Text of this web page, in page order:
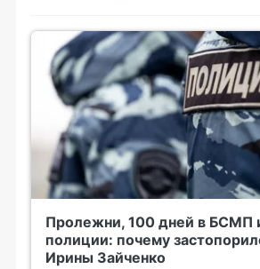
Пролежни, 100 дней в БСМП
полиции: почему
Ирины Зайченко